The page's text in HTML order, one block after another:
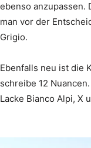
ebenso anzupassen.
man vor der
Grigio.
Ebenfalls neu ist die
schreibe 12
Lacke Bianco Alpi, X